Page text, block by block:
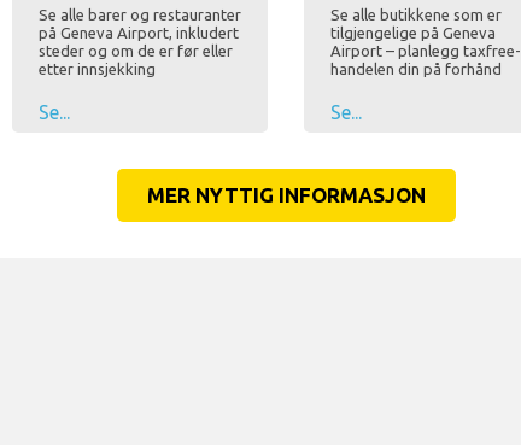
Se alle barer og restauranter
på Geneva Airport, inkludert
steder og om de er før eller
etter innsjekking
Se...
Se alle butikkene som er
tilgjengelige på Geneva
Airport – planlegg taxfree-
handelen din på forhånd
Se...
MER NYTTIG INFORMASJON